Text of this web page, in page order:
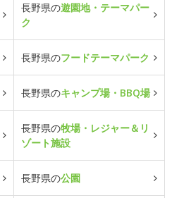
長野県の遊園地・テーマパー
ク
長野県のフードテーマパーク
長野県のキャンプ場・BBQ場
長野県の牧場・レジャー＆リ
ゾート施設
長野県の公園